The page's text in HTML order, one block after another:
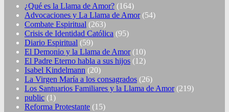
¿Qué es la Llama de Amor? (164)
Advocaciones y La Llama de Amor(54)
Combate Espiritual (263)
Crisis de Identidad Católica (95)
Diario Espiritual (59)
El Demonio y la Llama de Amor(10)
El Padre Eterno habla a sus hijos (12)
Isabel Kindelmann (20)
La Virgen María a los consagrados (26)
Los Santuarios Familiares y la Llama de Amor(219)
public (1)
Reforma Protestante (15)